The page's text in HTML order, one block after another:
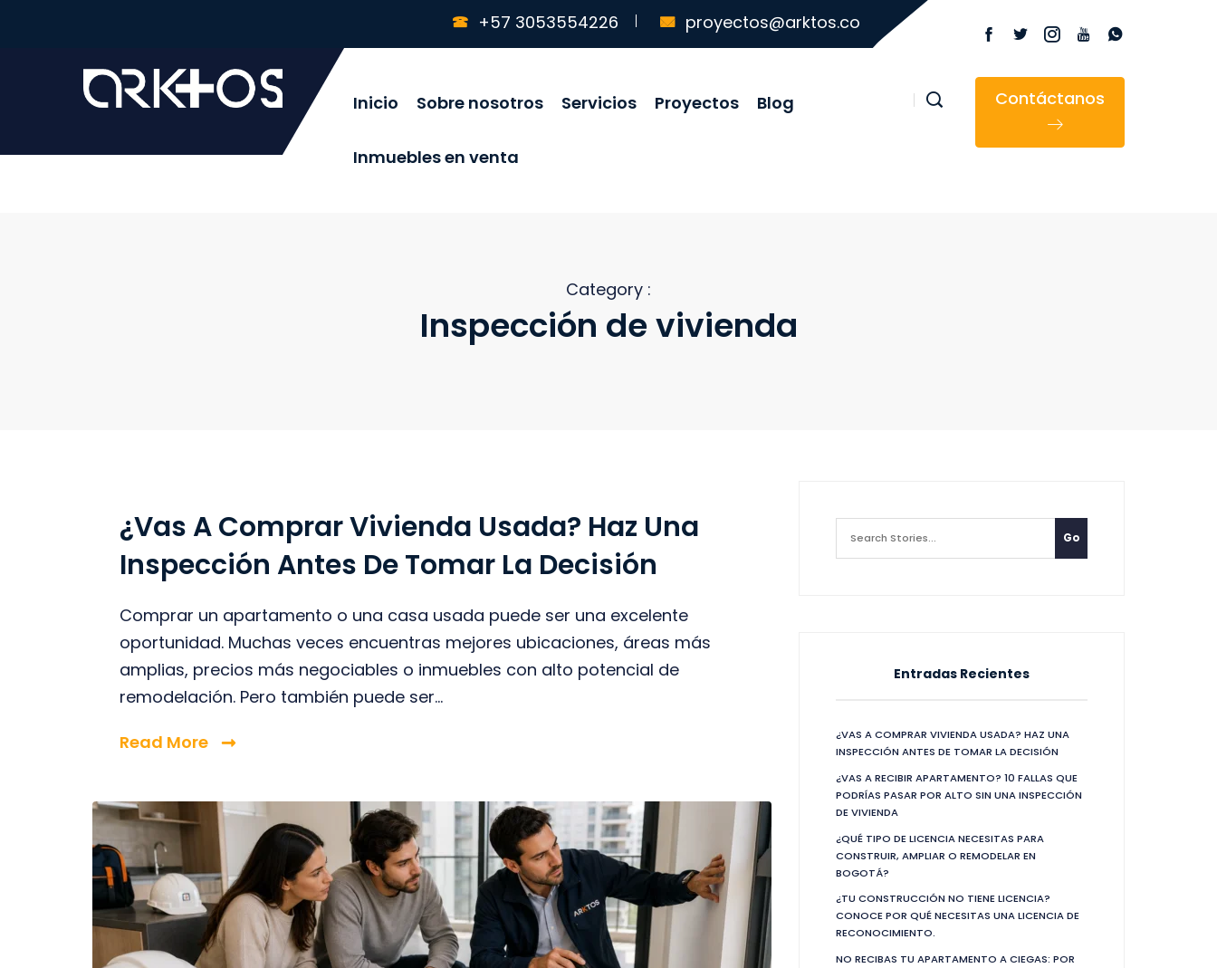
+57 3053554226 proyectos@arktos.co
Inicio Sobre nosotros Servicios Proyectos Blog
Inmuebles en venta
Contáctanos
Category :
Inspección de vivienda
¿Vas A Comprar Vivienda Usada? Haz Una
Inspección Antes De Tomar La Decisión
Comprar un apartamento o una casa usada puede ser una excelente
oportunidad. Muchas veces encuentras mejores ubicaciones, áreas más
amplias, precios más negociables o inmuebles con alto potencial de
remodelación. Pero también puede ser...
Read More
Entradas Recientes
¿VAS A COMPRAR VIVIENDA USADA? HAZ UNA
INSPECCIÓN ANTES DE TOMAR LA DECISIÓN
¿VAS A RECIBIR APARTAMENTO? 10 FALLAS QUE
PODRÍAS PASAR POR ALTO SIN UNA INSPECCIÓN
DE VIVIENDA
¿QUÉ TIPO DE LICENCIA NECESITAS PARA
CONSTRUIR, AMPLIAR O REMODELAR EN
BOGOTÁ?
¿TU CONSTRUCCIÓN NO TIENE LICENCIA?
CONOCE POR QUÉ NECESITAS UNA LICENCIA DE
RECONOCIMIENTO.
NO RECIBAS TU APARTAMENTO A CIEGAS: POR